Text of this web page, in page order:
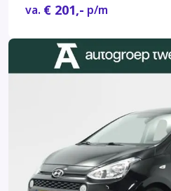
va. € 201,- p/m